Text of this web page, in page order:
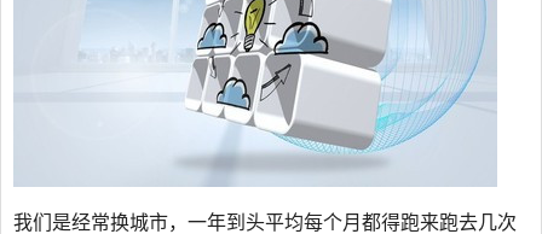
我们是经常换城市，一年到头平均每个月都得跑来跑去几次